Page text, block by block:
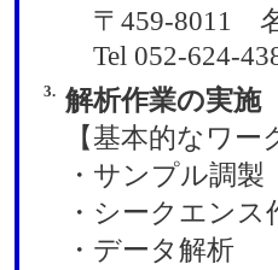
〒459-8011
Tel 052-624-
3. 解析作業の実施
【基本的なワ
・サンプル調製
・シークエンス
・データ解析